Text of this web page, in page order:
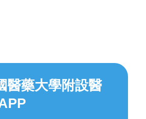
醫藥大學附設醫